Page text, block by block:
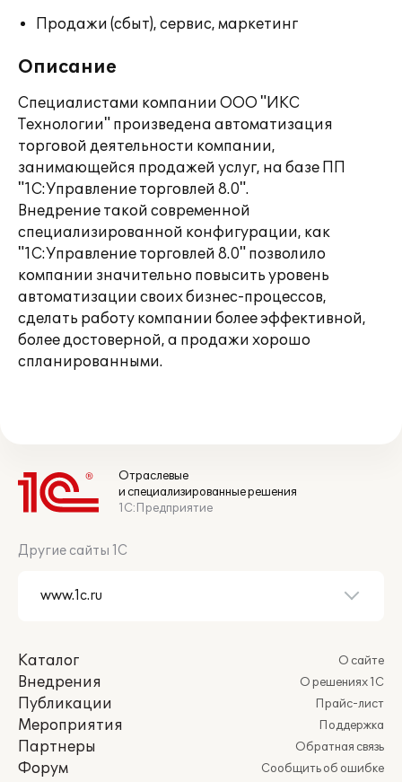
Продажи (сбыт), сервис, маркетинг
Описание
Специалистами компании ООО "ИКС
Технологии" произведена автоматизация
торговой деятельности компании,
занимающейся продажей услуг, на базе ПП
"1С:Управление торговлей 8.0".
Внедрение такой современной
специализированной конфигурации, как
"1С:Управление торговлей 8.0" позволило
компании значительно повысить уровень
автоматизации своих бизнес-процессов,
сделать работу компании более эффективной,
более достоверной, а продажи хорошо
спланированными.
Отраслевые
и специализированные решения
1С:Предприятие
Другие сайты 1С
Каталог
Внедрения
Публикации
Мероприятия
Партнеры
Форум
О сайте
О решениях 1С
Прайс-лист
Поддержка
Обратная связь
Сообщить об ошибке